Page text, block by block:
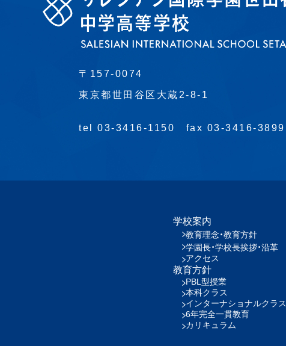
〒157-0074
東京都世田谷区大蔵2-8-1
tel 03-3416-1150 fax 03-3416-3899
学校案内
教育理念・教育方針
学園長・学校長挨拶・沿革
アクセス
教育方針
PBL型授業
本科クラス
インターナショナルクラス
6年完全一貫教育
カリキュラム